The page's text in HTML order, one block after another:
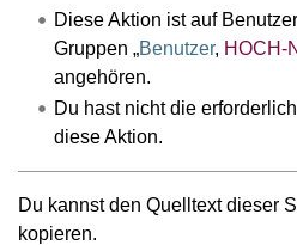
Diese Aktion ist auf
Gruppen „Benutzer, HOCH-
angehören.
Du hast nicht die
diese Aktion.
Du kannst den Quelltext dieser
kopieren.